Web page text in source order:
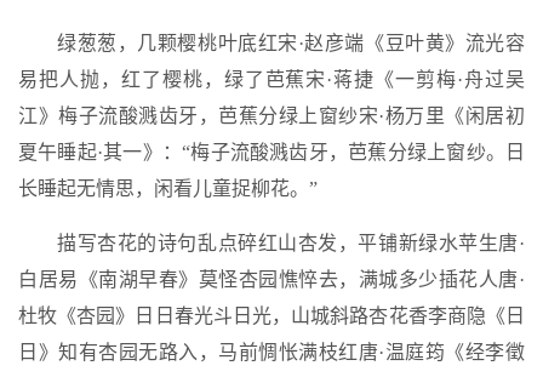
绿葱葱，几颗樱桃叶底红宋·赵彦端《豆叶黄》流光容
易把人抛，红了樱桃，绿了芭蕉宋·蒋捷《一剪梅·舟过吴
江》梅子流酸溅齿牙，芭蕉分绿上窗纱宋·杨万里《闲居初
夏午睡起·其一》：“梅子流酸溅齿牙，芭蕉分绿上窗纱。日
长睡起无情思，闲看儿童捉柳花。”
描写杏花的诗句乱点碎红山杏发，平铺新绿水苹生唐·
白居易《南湖早春》莫怪杏园憔悴去，满城多少插花人唐·
杜牧《杏园》日日春光斗日光，山城斜路杏花香李商隐《日
日》知有杏园无路入，马前惆怅满枝红唐·温庭筠《经李徵